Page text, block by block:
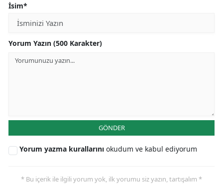
İsim*
Yorum Yazın (500 Karakter)
GÖNDER
Yorum yazma kurallarını okudum ve kabul ediyorum
* Bu içerik ile ilgili yorum yok, ilk yorumu siz yazın, tartışalım *